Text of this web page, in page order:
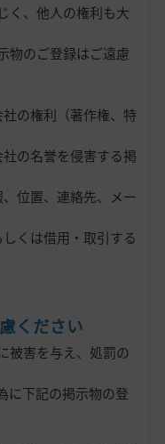
く、他人の権利も大
物のご登録はご遠慮
の権利（著作権、特
の名誉を侵害する掲
位置、連絡先、メー
くは借用・取引する
ください
被害を与え、処罰の
に下記の掲示物の登